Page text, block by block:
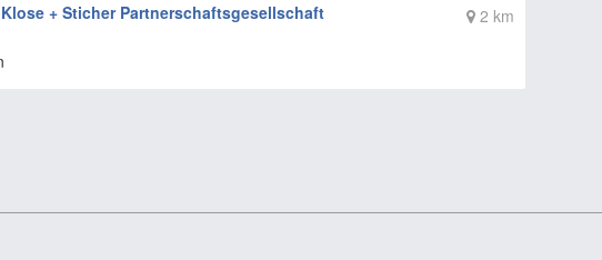
2 km
+ Sticher Partnerschaftsgesellschaft